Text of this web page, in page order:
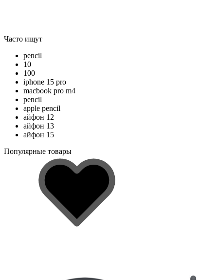
Часто ищут
pencil
10
100
iphone 15 pro
macbook pro m4
pencil
apple pencil
айфон 12
айфон 13
айфон 15
Популярные товары